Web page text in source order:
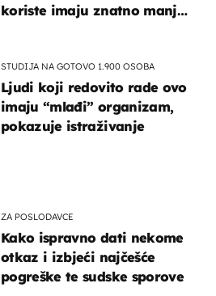
koriste imaju znatno manji
STUDIJA NA GOTOVO 1.900 OSOBA
Ljudi koji redovito rade ovo
imaju “mlađi” organizam,
pokazuje istraživanje
ZA POSLODAVCE
Kako ispravno dati nekome
otkaz i izbjeći najčešće
pogreške te sudske sporove